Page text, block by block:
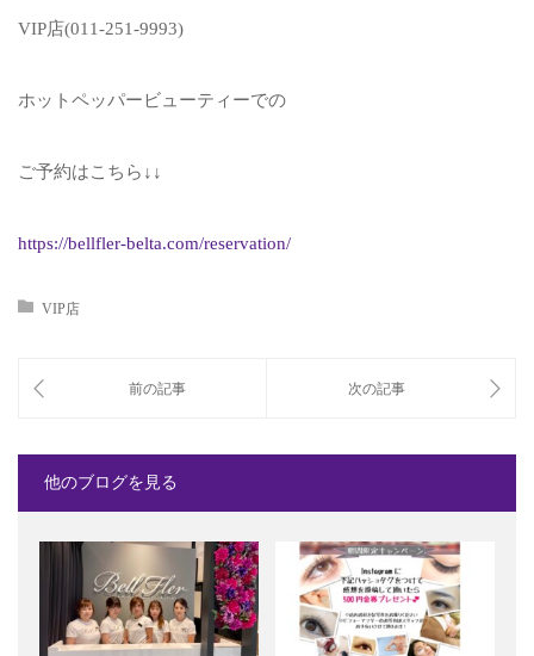
VIP店(011-251-9993)
ホットペッパービューティーでの
ご予約はこちら ↓↓
https://bellfler-belta.com/reservation/
VIP店
他のブログを見る